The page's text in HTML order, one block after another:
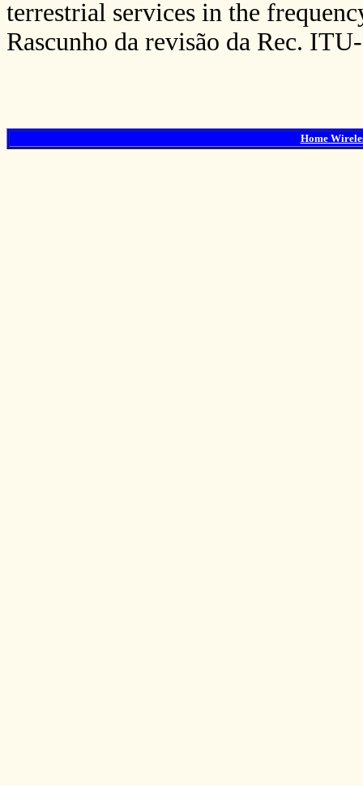
terrestrial services in the
Rascunho da revisão da Rec.
Home